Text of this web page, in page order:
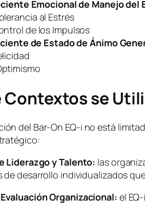
Emocional de Manejo del
al Estrés
de los Impulsos
de Estado de Ánimo
Contextos se
del Bar-On EQ-i no está
Liderazgo y Talento: las
de desarrollo individualizados
Organizacional: el